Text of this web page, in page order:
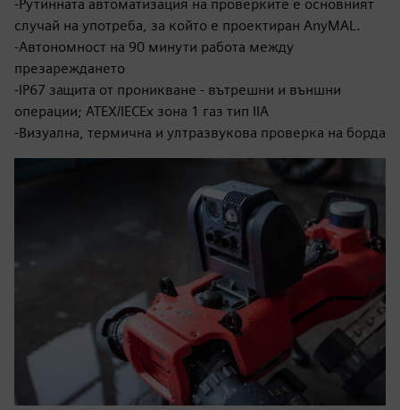
-Рутинната автоматизация на проверките е основният
случай на употреба, за който е проектиран AnyMAL.
-Автономност на 90 минути работа между
презареждането
-IP67 защита от проникване - вътрешни и външни
операции; ATEX/IECEx зона 1 газ тип IIA
-Визуална, термична и ултразвукова проверка на борда